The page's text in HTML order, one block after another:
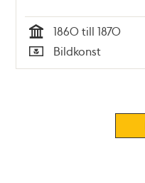
Tid
1860 till 1870
Typ
Bildkonst